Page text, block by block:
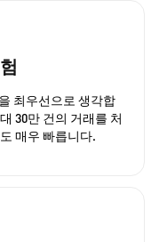
최우선으로 생각합
30만 건의 거래를 처
매우 빠릅니다.